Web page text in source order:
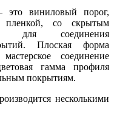
виниловый порог,
пленкой, со скрытым
для соединения
Плоская форма
соединение
гамма профиля
покрытиям.
несколькими